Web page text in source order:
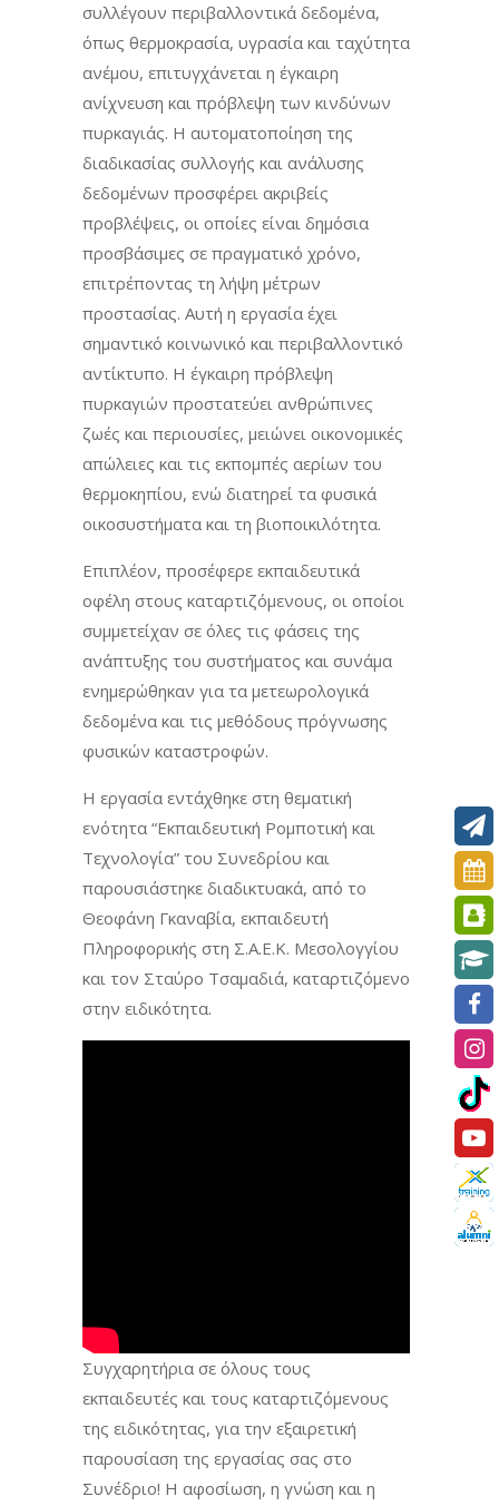
συλλέγουν περιβαλλοντικά δεδομένα,
όπως θερμοκρασία, υγρασία και ταχύτητα
ανέμου, επιτυγχάνεται η έγκαιρη
ανίχνευση και πρόβλεψη των κινδύνων
πυρκαγιάς. Η αυτοματοποίηση της
διαδικασίας συλλογής και ανάλυσης
δεδομένων προσφέρει ακριβείς
προβλέψεις, οι οποίες είναι δημόσια
προσβάσιμες σε πραγματικό χρόνο,
επιτρέποντας τη λήψη μέτρων
προστασίας. Αυτή η εργασία έχει
σημαντικό κοινωνικό και περιβαλλοντικό
αντίκτυπο. Η έγκαιρη πρόβλεψη
πυρκαγιών προστατεύει ανθρώπινες
ζωές και περιουσίες, μειώνει οικονομικές
απώλειες και τις εκπομπές αερίων του
θερμοκηπίου, ενώ διατηρεί τα φυσικά
οικοσυστήματα και τη βιοποικιλότητα.
Επιπλέον, προσέφερε εκπαιδευτικά
οφέλη στους καταρτιζόμενους, οι οποίοι
συμμετείχαν σε όλες τις φάσεις της
ανάπτυξης του συστήματος και συνάμα
ενημερώθηκαν για τα μετεωρολογικά
δεδομένα και τις μεθόδους πρόγνωσης
φυσικών καταστροφών.
Η εργασία εντάχθηκε στη θεματική
ενότητα “Εκπαιδευτική Ρομποτική και
Τεχνολογία” του Συνεδρίου και
παρουσιάστηκε διαδικτυακά, από το
Θεοφάνη Γκαναβία, εκπαιδευτή
Πληροφορικής στη Σ.Α.Ε.Κ. Μεσολογγίου
και τον Σταύρο Τσαμαδιά, καταρτιζόμενο
στην ειδικότητα.
Συγχαρητήρια σε όλους τους
εκπαιδευτές και τους καταρτιζόμενους
της ειδικότητας, για την εξαιρετική
παρουσίαση της εργασίας σας στο
Συνέδριο! Η αφοσίωση, η γνώση και η